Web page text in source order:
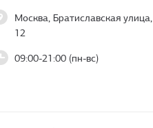
Москва, Братиславская улица,
12
09:00-21:00 (пн-вс)